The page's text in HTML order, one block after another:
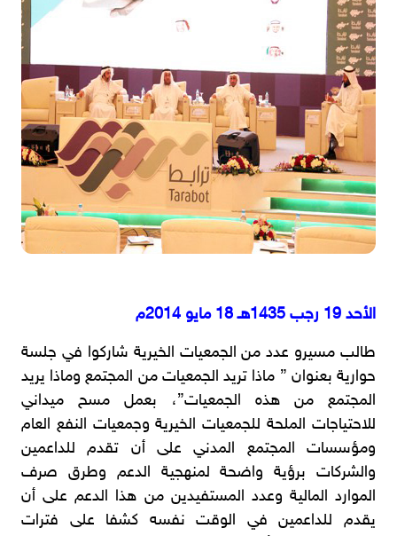
الأحد 19 رجب 1435هـ 18 مايو 2014م
طالب مسيرو عدد من الجمعيات الخيرية شاركوا في جلسة
حوارية بعنوان ” ماذا تريد الجمعيات من المجتمع وماذا يريد
المجتمع من هذه الجمعيات”، بعمل مسح ميداني
للاحتياجات الملحة للجمعيات الخيرية وجمعيات النفع العام
ومؤسسات المجتمع المدني على أن تقدم للداعمين
والشركات برؤية واضحة لمنهجية الدعم وطرق صرف
الموارد المالية وعدد المستفيدين من هذا الدعم على أن
يقدم للداعمين في الوقت نفسه كشفا على فترات